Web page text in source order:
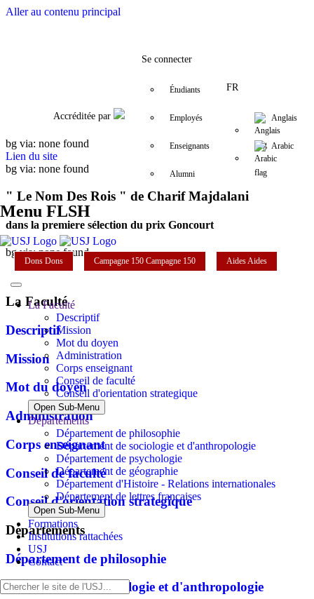
Aller au contenu principal
FacebookTwitter
Accréditée par
Se connecter
Étudiants
Employés
Enseignants
Alumni
FR
Anglais
Arabic
Menu FLSH
Dons Dons Campagne 150 Campagne 150 AidesAides
La Faculté
Descriptif
Mission
Mot du doyen
Administration
Corps enseignant
Conseil de faculté
Conseil d'orientation strategique
Open Sub-Menu
Départements
Département de philosophie
Département de sociologie et d'anthropologie
Département de psychologie
Département de géographie
Département d'Histoire - Relations internationales
Département de lettres françaises
Open Sub-Menu
Formations
Institutions rattachées
USJ
Contact
bg via: none found
Lien du site
bg via: none found
" Le Nom Des Rois " de Charif Majdalani
dans la premiere sélection du prix Goncourt
bg via: none found
La Faculté
Descriptif
Mission
Mot du doyen
Administration
Corps enseignant
Conseil de faculté
Conseil d'orientation strategique
Départements
Département de philosophie
Département de sociologie et d'anthropologie